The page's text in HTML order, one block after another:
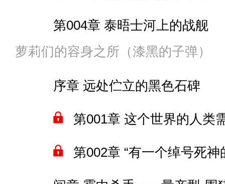
044 突袭蟒的秘密
045 偷袭偷袭者
046 充分的补偿
047 神州的卫星
048 沉迷研究要适度
第026章 沙人？蛇人！
第027章 两个俘虏
第028章 做几组深蹲
第029章 一箱书籍的收获
第030章 孤儿院的那些人
第004章 泰晤士河上的战舰
第005章 我们已经深度参与了
第006章 女士们，这将是一
第007章 “炮兵阵地”
第008章 泰山府君的权柄里
萝莉们的容身之所（漆黑的子弹）
序章 远处伫立的黑色石碑
第001章 这个世界的人类
第002章 “有一个绰号死神